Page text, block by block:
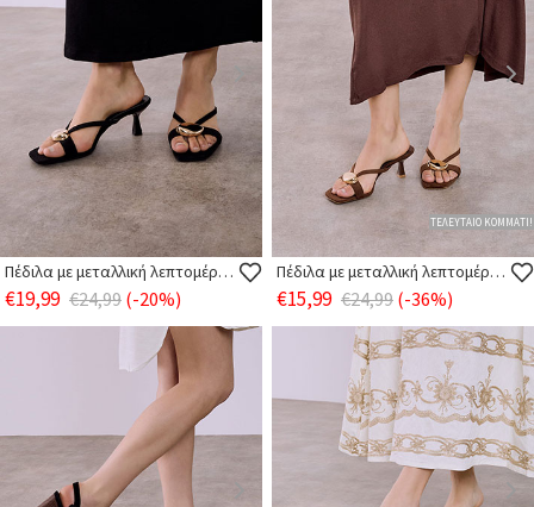
Πέδιλα με μεταλλική λεπτομέρεια
€19,99 €24,99 (-20%)
ΤΕΛΕΥΤΑΙΟ ΚΟΜΜΑΤΙ!
Πέδιλα με μεταλλική λεπτομέρεια
€15,99 €24,99 (-36%)